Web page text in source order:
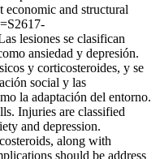
economic and structural
lesiones se clasifican
ansiedad y depresión.
y corticosteroides, y se
social y las
la adaptación del entorno.
Injuries are classified
and depression.
along with
should be address